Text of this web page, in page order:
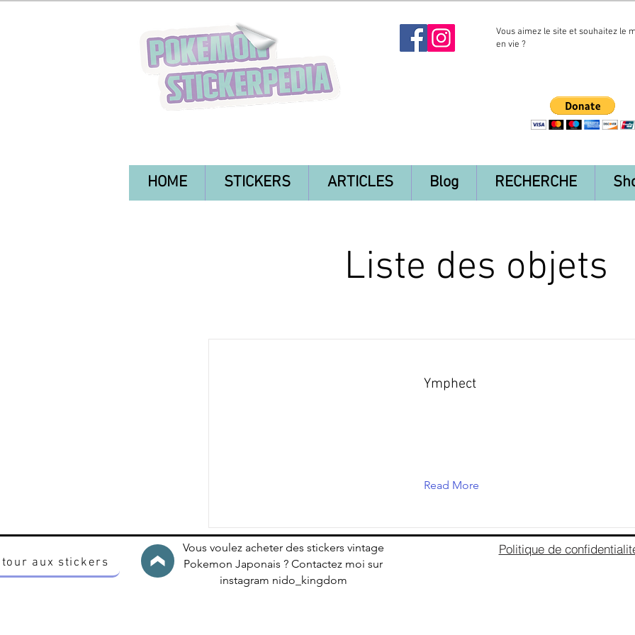
Vous aimez le site et souhaitez le
en vie ?
HOME STICKERS ARTICLES Blog RECHERCHE
Liste des objets
Ymphect
Read More
aux stickers
Vous voulez acheter des stickers vintage
Pokemon Japonais ? Contactez moi sur
instagram nido_kingdom
Politique de